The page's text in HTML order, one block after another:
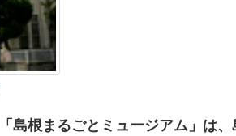
「島根まるごとミュージアム」は